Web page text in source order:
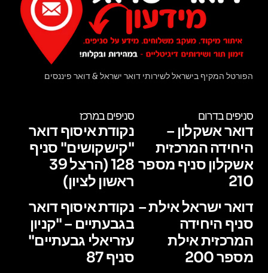
הפורטל המקיף בישראל לשירותי דואר ישראל & דואר פיננסים
סניפים בדרום
דואר אשקלון –
היחידה המרכזית
אשקלון סניף מספר
210
דואר ישראל אילת –
סניף היחידה
המרכזית אילת
מספר 200
סניפים במרכז
נקודת איסוף דואר
"קישקושים" סניף
128 (הרצל 39
ראשון לציון)
נקודת איסוף דואר
בגבעתיים – "קניון
עזריאלי גבעתיים"
סניף 87